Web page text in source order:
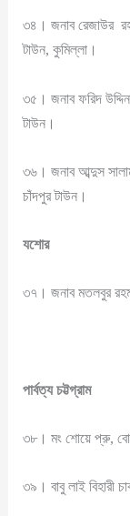
৩৪। জনাব রেজাউর
টাউন, কুমিল্লা।
৩৫। জনাব ফরিদ
টাউন।
৩৬। জনাব আব্দুস
চাঁদপুর টাউন।
যশোর
৩৭। জনাব মতলবুর
পার্বত্য চট্টগ্রাম
৩৮। মং শোয়ে প্রু,
৩৯। বাবু লাই বিহারী